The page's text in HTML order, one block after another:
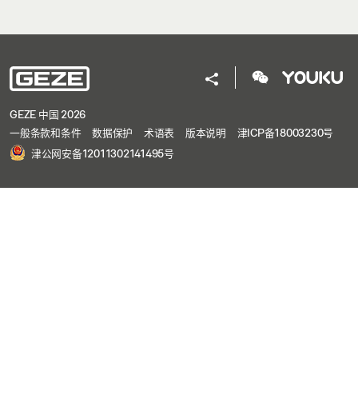
GEZE 中国 2026
一般条款和条件
数据保护 术语表 版本说明
津ICP备18003230号
津公网安备12011302141495号